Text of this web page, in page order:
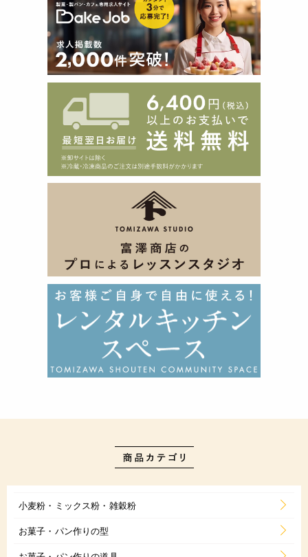
小麦粉・ミックス粉・雑穀粉
お菓子・パン作りの型